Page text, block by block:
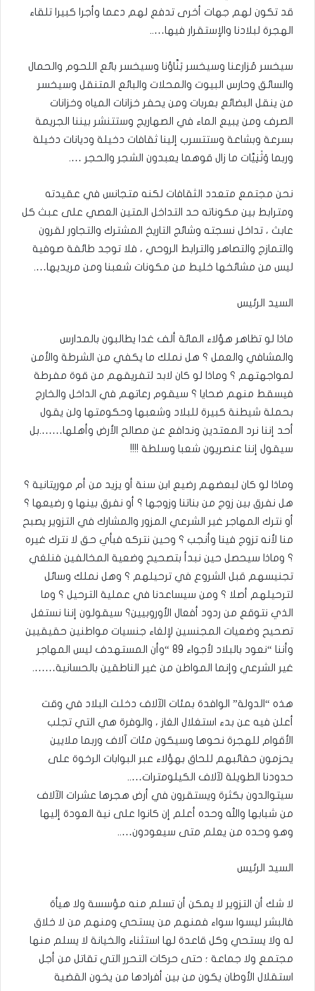
قد تكون لهم جهات أخرى تدفع لهم دعما وأجرا كبيرا تلقاء
الهجرة لبلادنا والإستقرار فيها…..
سيخسر مُزارعنا وسيخسر بَنَّاؤنا وسيخسر بائع اللحوم والحمال
والسائق وحارس البيوت والمحلات والبائع المتنقل وسيخسر
من ينقل البضائع بعربات ومن يحفر خزانات المياه وخزانات
الصرف ومن يبيع الماء في الصهاريج وستتنشر بيننا الجريمة
بسرعة وبشاعة وستتسرب إلينا ثقافات دخيلة وديانات دخيلة
وربما وَثَنِيَّات ما زال قوهما يعبدون الشجر والحجر ….
نحن مجتمع متعدد الثقافات لكنه متجانس في عقيدته
ومترابط بين مكوناته حد التداخل المتين العصي على عبث كل
عابث ، تداخل نسجته وشائج التاريخ المشترك والتجاور لقرون
والتمازج والتصاهر والترابط الروحي ، فلا توجد طائفة صوفية
ليس من مشائخها خليط من مكونات شعبنا ومن مريديها….
السيد الرئيس
ماذا لو تظاهر هؤلاء المائة ألف غدا يطالبون بالمدارس
والمشافي والعمل ؟ هل نملك ما يكفي من الشرطة والأمن
لمواجهتهم ؟ وماذا لو كان لابد لتفريقهم من قوة مفرطة
فيسقط منهم ضحايا ؟ سيقوم رعاتهم في الداخل والخارج
بحملة شيطنة كبيرة للبلاد وشعبها وحكومتها ولن يقول
أحد إننا نرد المعتدين وندافع عن مصالح الأرض وأهلها…….بل
سيقول إننا عنصريون شعبا وسلطة !!!!
وماذا لو كان لبعضهم رضيع ابن سنة أو يزيد من أم موريتانية ؟
هل نفرق بين زوج من بناتنا وزوجها ؟ أو نفرق بينها و رضيعها ؟
أو نترك المهاجر غير الشرعي المزور والمشارك في التزوير يصبح
منا لأنه تزوج فينا وأنجب ؟ وحين نتركه فبأي حق لا نترك غيره
؟ وماذا سيحصل حين نبدأ بتصحيح وضعية المخالفين فنلغي
تجنيسهم قبل الشروع في ترحيلهم ؟ وهل نملك وسائل
لترحيلهم أصلا ؟ ومن سيساعدنا في عملية الترحيل ؟ وما
الذي نتوقع من ردود أفعال الأوروبيين؟ سيقولون إننا نستغل
تصحيح وضعيات المجنسين لإلغاء جنسيات مواطنين حقيقيين
وأننا “نعود بالبلاد لأجواء 89 “وأن المستهدف ليس المهاجر
غير الشرعي وإنما المواطن من غير الناطقين بالحسانية…….
هذه “الدولة” الوافدة بمئات الآلاف دخلت البلاد في وقت
أعلن فيه عن بدء استغلال الغاز ، والوفرة هي التي تجلب
الأقوام للهجرة نحوها وسيكون مئات آلاف وربما ملايين
يحزمون حقائبهم للحاق بهؤلاء عبر البوابات الرخوة على
حدودنا الطويلة لآلاف الكيلومترات…..
سيتوالدون بكثرة ويستقرون في أرض هجرها عشرات الآلاف
من شبابها والله وحده أعلم إن كانوا على نية العودة إليها
وهو وحده من يعلم متى سيعودون…..
السيد الرئيس
لا شك أن التزوير لا يمكن أن تسلم منه مؤسسة ولا هيأة
فالبشر ليسوا سواء فمنهم من يستحي ومنهم من لا خلاق
له ولا يستحي وكل قاعدة لها استثناء والخيانة لا يسلم منها
مجتمع ولا جماعة ؛ حتى حركات التحرر التي تقاتل من أجل
استقلال الأوطان يكون من بين أفرادها من يخون القضية